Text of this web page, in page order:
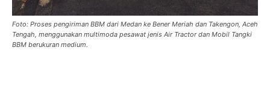
Foto: Proses pengiriman BBM dari Medan ke Bener Meriah dan Takengon, Aceh
Tengah, menggunakan multimoda pesawat jenis Air Tractor dan Mobil Tangki
BBM berukuran medium.